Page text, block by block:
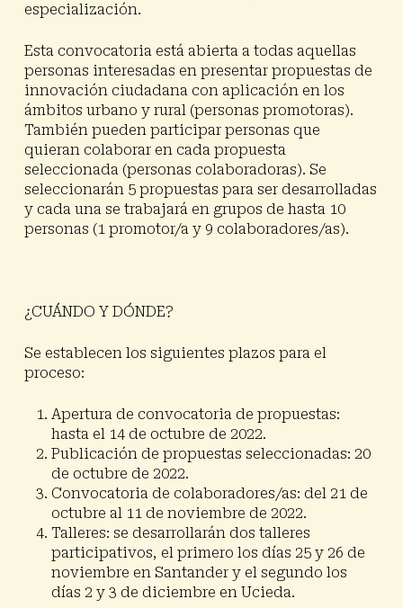
especialización.
Esta convocatoria está abierta a todas aquellas
personas interesadas en presentar propuestas de
innovación ciudadana con aplicación en los
ámbitos urbano y rural (personas promotoras).
También pueden participar personas que
quieran colaborar en cada propuesta
seleccionada (personas colaboradoras). Se
seleccionarán 5 propuestas para ser desarrolladas
y cada una se trabajará en grupos de hasta 10
personas (1 promotor/a y 9 colaboradores/as).
¿CUÁNDO Y DÓNDE?
Se establecen los siguientes plazos para el
proceso:
Apertura de convocatoria de propuestas:
hasta el 14 de octubre de 2022.
Publicación de propuestas seleccionadas: 20
de octubre de 2022.
Convocatoria de colaboradores/as: del 21 de
octubre al 11 de noviembre de 2022.
Talleres: se desarrollarán dos talleres
participativos, el primero los días 25 y 26 de
noviembre en Santander y el segundo los
días 2 y 3 de diciembre en Ucieda.